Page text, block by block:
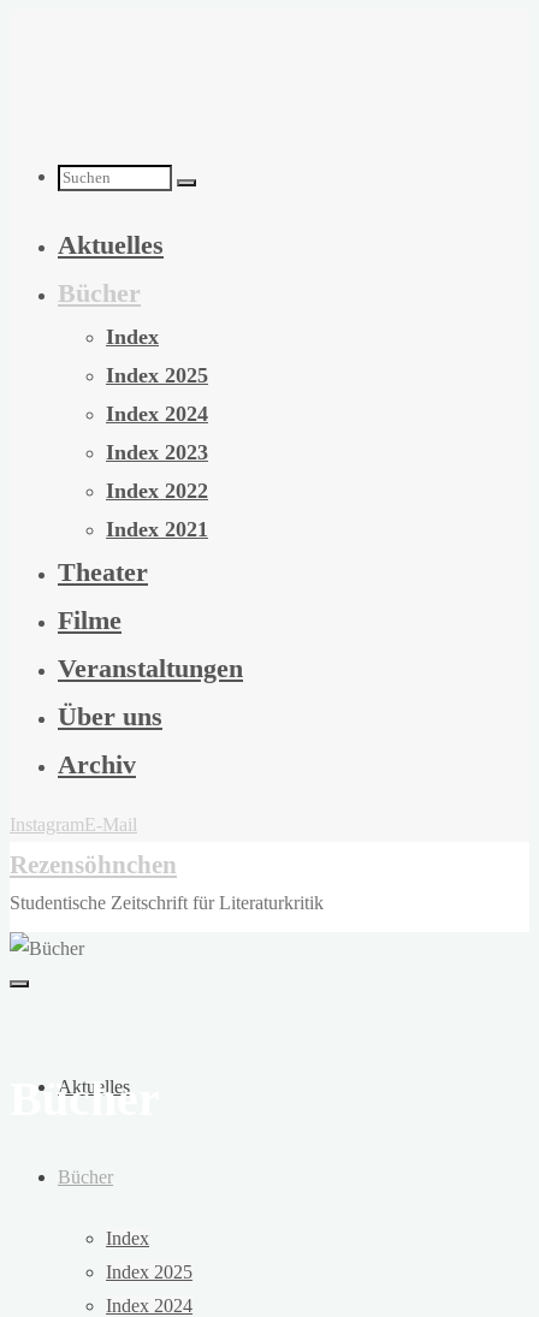
Suchen
nach:
Aktuelles
Bücher
Index
Index 2025
Index 2024
Index 2023
Index 2022
Index 2021
Theater
Filme
Veranstaltungen
Über uns
Archiv
InstagramE-Mail
Rezensöhnchen
Studentische Zeitschrift für Literaturkritik
Aktuelles
Bücher
Index
Index 2025
Index 2024
Bücher